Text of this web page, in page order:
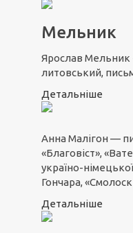
Мельник
Ярослав Мельник
литовський,
Детальніше
Анна Малігон —
«Благовіст»,
україно-
Гончара,
Детальніше